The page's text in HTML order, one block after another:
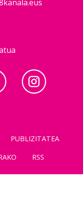
PUBLIZITATEA
RSS